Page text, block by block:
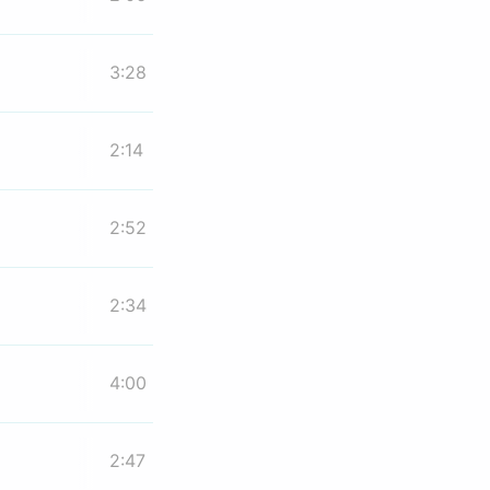
3:28
2:14
2:52
2:34
4:00
2:47